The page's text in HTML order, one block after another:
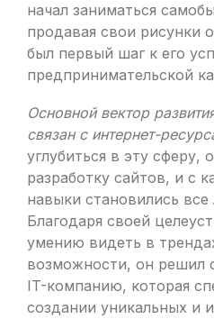
начал заниматься
продавая свои рисунки
был первый шаг к его
предпринимательской
Основной вектор
связан с интернет-
углубиться в эту сферу,
разработку сайтов, и с
навыки становились
Благодаря своей
умению видеть в
возможности, он решил
IT-компанию, которая
создании уникальных и